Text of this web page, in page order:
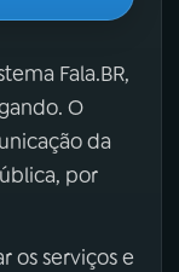
Fala.BR,
O
da
por
os serviços e